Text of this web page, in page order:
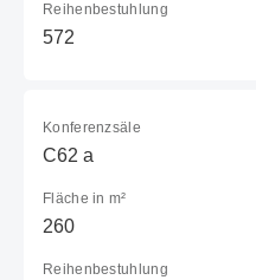
Reihenbestuhlung
572
Konferenzsäle
C62 a
Fläche in m²
260
Reihenbestuhlung